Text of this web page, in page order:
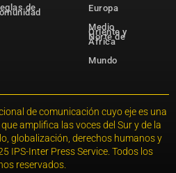
de
Europa
Medio
Oriente y
Norte de
África
Mundo
de comunicación cuyo eje es una
amplifica las voces del Sur y de la
globalización, derechos humanos y
IPS-Inter Press Service. Todos los
reservados.